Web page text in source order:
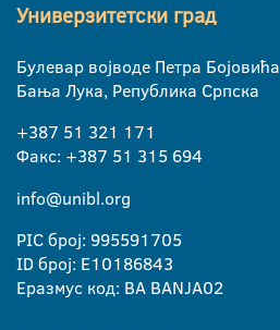
Универзитетски град
Булевар војводе Петра Бојовића
Бања Лука, Република Српска
+387 51 321 171
Факс: +387 51 315 694
info@unibl.org
PIC број: 995591705
ID број: E10186843
Еразмус код: BA BANJA02